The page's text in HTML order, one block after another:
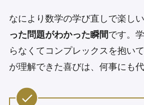
なにより数学の学び直しで楽しい
った問題がわかった瞬間です。
らなくてコンプレックスを抱い
が理解できた喜びは、何事にも